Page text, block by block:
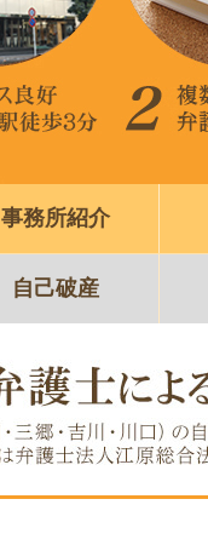
事務所紹介
自己破産